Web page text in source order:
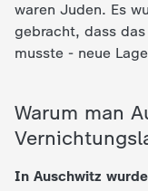
waren Juden. Es
gebracht, dass
musste - neue
Warum man
In Auschwitz